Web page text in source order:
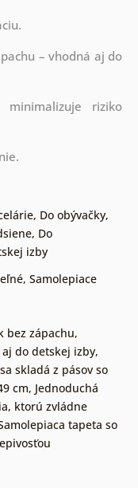
– vhodná aj do
riziko
, Do obývačky,
, Do
izby
, Samolepiace
bez zápachu,
do detskej izby,
skladá z pásov so
cm, Jednoduchá
ktorú zvládne
tapeta so